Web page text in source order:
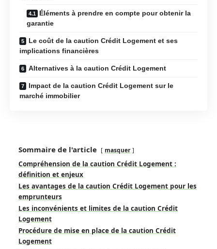
Éléments à prendre en compte pour obtenir la
garantie
Le coût de la caution Crédit Logement et ses
implications financières
Alternatives à la caution Crédit Logement
Impact de la caution Crédit Logement sur le
marché immobilier
Sommaire de l'article masquer
Compréhension de la caution Crédit Logement :
définition et enjeux
Les avantages de la caution Crédit Logement pour les
emprunteurs
Les inconvénients et limites de la caution Crédit
Logement
Procédure de mise en place de la caution Crédit
Logement